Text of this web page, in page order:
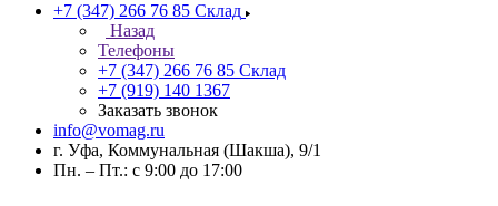
+7 (347) 266 76 85 Склад
Назад
Телефоны
+7 (347) 266 76 85 Склад
+7 (919) 140 1367
Заказать звонок
info@vomag.ru
г. Уфа, Коммунальная (Шакша), 9/1
Пн. – Пт.: с 9:00 до 17:00